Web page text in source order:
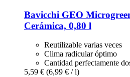
Bavicchi GEO
Cerámica, 0,80 l
Reutilizable varias veces
Clima radicular óptimo
Cantidad perfectamente
5,59 € (6,99 € / l)